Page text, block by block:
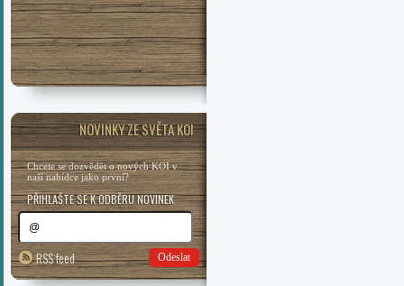
NOVINKY ZE SVĚTA KOI
Chcete se dozvědět o nových KOI v
naší nabídce jako první?
PŘIHLAŠTE SE K ODBĚRU NOVINEK
RSS feed Odeslat